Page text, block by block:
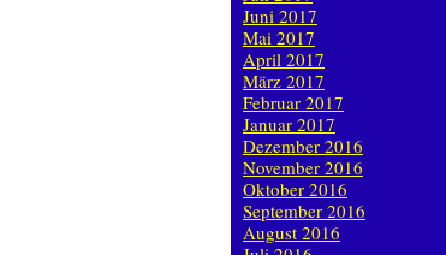
Juni 2017
Mai 2017
April 2017
März 2017
Februar 2017
Januar 2017
Dezember 2016
November 2016
Oktober 2016
September 2016
August 2016